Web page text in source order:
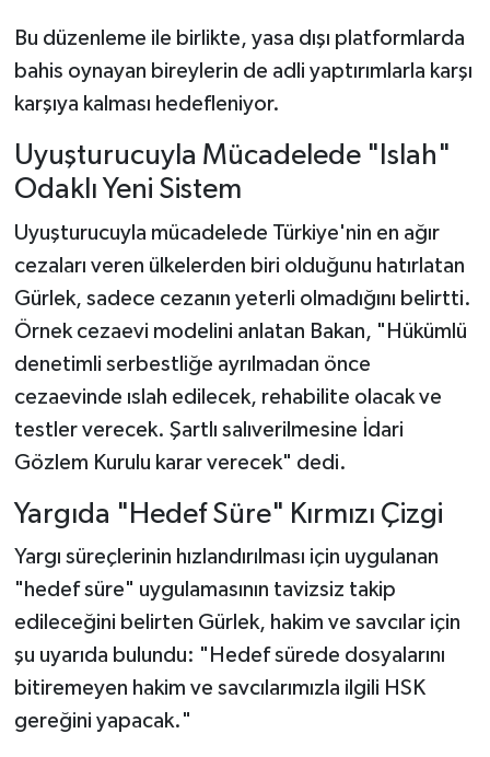
Bu düzenleme ile birlikte, yasa dışı platformlarda
bahis oynayan bireylerin de adli yaptırımlarla karşı
karşıya kalması hedefleniyor.
Uyuşturucuyla Mücadelede "Islah"
Odaklı Yeni Sistem
Uyuşturucuyla mücadelede Türkiye'nin en ağır
cezaları veren ülkelerden biri olduğunu hatırlatan
Gürlek, sadece cezanın yeterli olmadığını belirtti.
Örnek cezaevi modelini anlatan Bakan, "Hükümlü
denetimli serbestliğe ayrılmadan önce
cezaevinde ıslah edilecek, rehabilite olacak ve
testler verecek. Şartlı salıverilmesine İdari
Gözlem Kurulu karar verecek" dedi.
Yargıda "Hedef Süre" Kırmızı Çizgi
Yargı süreçlerinin hızlandırılması için uygulanan
"hedef süre" uygulamasının tavizsiz takip
edileceğini belirten Gürlek, hakim ve savcılar için
şu uyarıda bulundu: "Hedef sürede dosyalarını
bitiremeyen hakim ve savcılarımızla ilgili HSK
gereğini yapacak."